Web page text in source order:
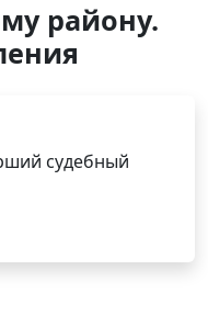
району.
судебный